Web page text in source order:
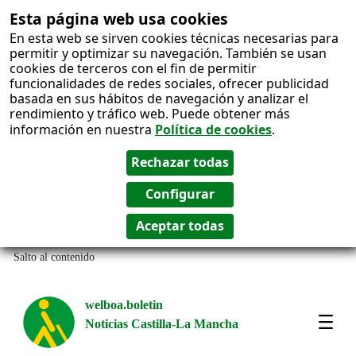
Esta página web usa cookies
En esta web se sirven cookies técnicas necesarias para
permitir y optimizar su navegación. También se usan
cookies de terceros con el fin de permitir
funcionalidades de redes sociales, ofrecer publicidad
basada en sus hábitos de navegación y analizar el
rendimiento y tráfico web. Puede obtener más
información en nuestra Política de cookies.
Salto al contenido
welboa.boletin
Noticias Castilla-La Mancha